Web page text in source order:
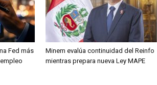
Fed más
Minem evalúa continuidad del Reinfo
mientras prepara nueva Ley MAPE